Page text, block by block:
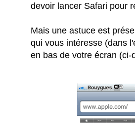
devoir lancer Safari pour
Mais une astuce est
qui vous intéresse (dans
en bas de votre écran